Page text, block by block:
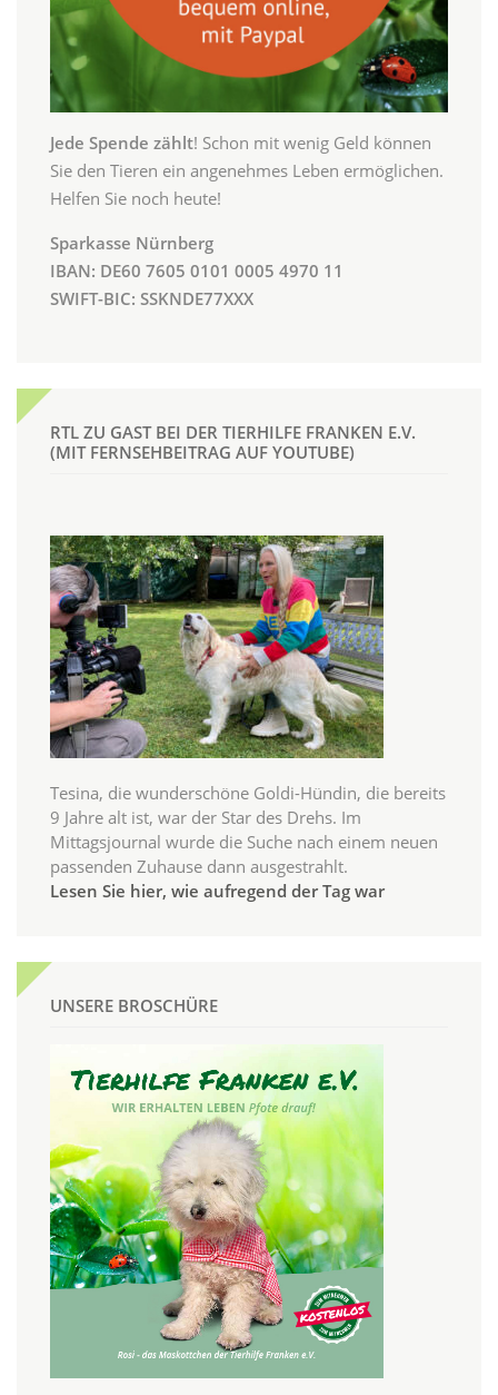
Jede Spende zählt! Schon mit wenig Geld können
Sie den Tieren ein angenehmes Leben ermöglichen.
Helfen Sie noch heute!
Sparkasse Nürnberg
IBAN: DE60 7605 0101 0005 4970 11
SWIFT-BIC: SSKNDE77XXX
RTL ZU GAST BEI DER TIERHILFE FRANKEN E.V.
(MIT FERNSEHBEITRAG AUF YOUTUBE)
Tesina, die wunderschöne Goldi-Hündin, die bereits
9 Jahre alt ist, war der Star des Drehs. Im
Mittagsjournal wurde die Suche nach einem neuen
passenden Zuhause dann ausgestrahlt.
Lesen Sie hier, wie aufregend der Tag war
UNSERE BROSCHÜRE